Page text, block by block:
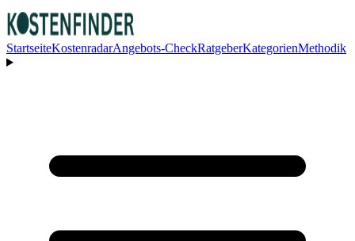
StartseiteKostenradarAngebots-CheckRatgeberKategorienMethodik